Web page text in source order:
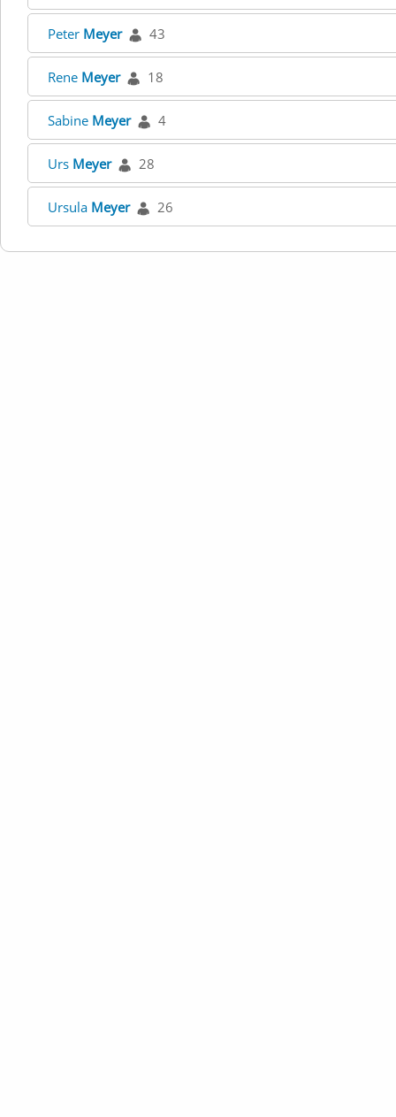
Peter Meyer 43
Rene Meyer 18
Sabine Meyer 4
Urs Meyer 28
Ursula Meyer 26